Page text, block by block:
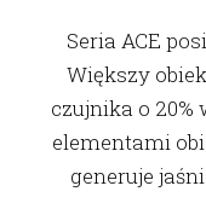
Seria ACE
Większy
czujnika o 20%
elementami
generuje